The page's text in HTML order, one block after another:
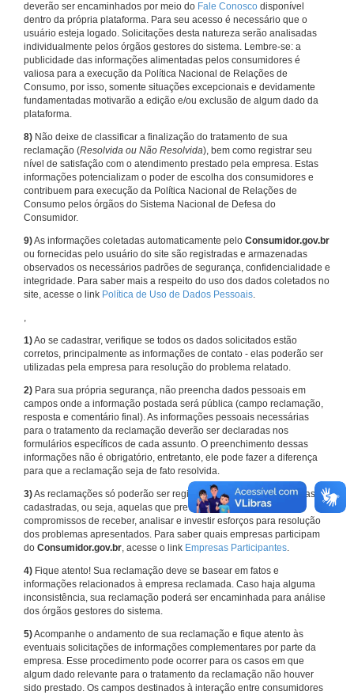
deverão ser encaminhados por meio do Fale Conosco disponível
dentro da própria plataforma. Para seu acesso é necessário que o
usuário esteja logado. Solicitações desta natureza serão analisadas
individualmente pelos órgãos gestores do sistema. Lembre-se: a
publicidade das informações alimentadas pelos consumidores é
valiosa para a execução da Política Nacional de Relações de
Consumo, por isso, somente situações excepcionais e devidamente
fundamentadas motivarão a edição e/ou exclusão de algum dado da
plataforma.
8) Não deixe de classificar a finalização do tratamento de sua
reclamação (Resolvida ou Não Resolvida), bem como registrar seu
nível de satisfação com o atendimento prestado pela empresa. Estas
informações potencializam o poder de escolha dos consumidores e
contribuem para execução da Política Nacional de Relações de
Consumo pelos órgãos do Sistema Nacional de Defesa do
Consumidor.
9)As informações coletadas automaticamente pelo Consumidor.gov.br
ou fornecidas pelo usuário do site são registradas e armazenadas
observados os necessários padrões de segurança, confidencialidade e
integridade. Para saber mais a respeito do uso dos dados coletados no
site, acesse o link Política de Uso de Dados Pessoais.
,
1)Ao se cadastrar, verifique se todos os dados solicitados estão
corretos, principalmente as informações de contato - elas poderão ser
utilizadas pela empresa para resolução do problema relatado.
2) Para sua própria segurança, não preencha dados pessoais em
campos onde a informação postada será pública (campo reclamação,
resposta e comentário final). As informações pessoais necessárias
para o tratamento da reclamação deverão ser declaradas nos
formulários específicos de cada assunto. O preenchimento dessas
informações não é obrigatório, entretanto, ele pode fazer a diferença
para que a reclamação seja de fato resolvida.
3)As reclamações só poderão ser registradas em face de empresas
cadastradas, ou seja, aquelas que previamente assumiram
compromissos de receber, analisar e investir esforços para resolução
dos problemas apresentados. Para saber quais empresas participam
do Consumidor.gov.br, acesse o link Empresas Participantes.
4) Fique atento! Sua reclamação deve se basear em fatos e
informações relacionados à empresa reclamada. Caso haja alguma
inconsistência, sua reclamação poderá ser encaminhada para análise
dos órgãos gestores do sistema.
5)Acompanhe o andamento de sua reclamação e fique atento às
eventuais solicitações de informações complementares por parte da
empresa. Esse procedimento pode ocorrer para os casos em que
algum dado relevante para o tratamento da reclamação não houver
sido prestado. Os campos destinados à interação entre consumidores